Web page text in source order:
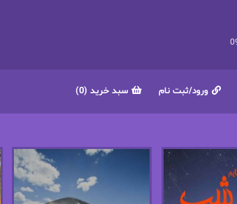
ورود/ثبت نام سبد خرید (0)